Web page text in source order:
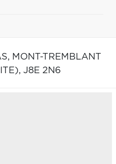
MONT-TREMBLANT
J8E 2N6